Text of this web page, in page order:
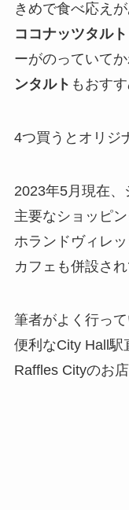
きめで食べ応え
ココナッツタルト
ーがのっていて
ンタルト もおすす
4つ買うとオリジ
2023年5月現在、
主要なショッピ
ホランドヴィレ
カフェも併設され
筆者がよく行っ
便利なCity Hall駅
Raffles Cityのお店